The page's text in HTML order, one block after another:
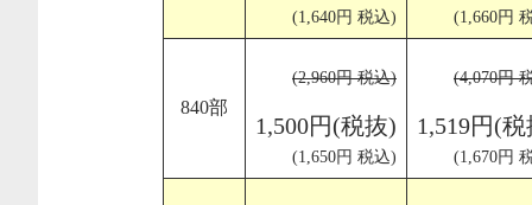
(1,640円 税込) (1,660円
840部
(2,960円 税込)
1,500円(税抜)
(1,650円 税込)
(4,070円
1,519円(
(1,670円